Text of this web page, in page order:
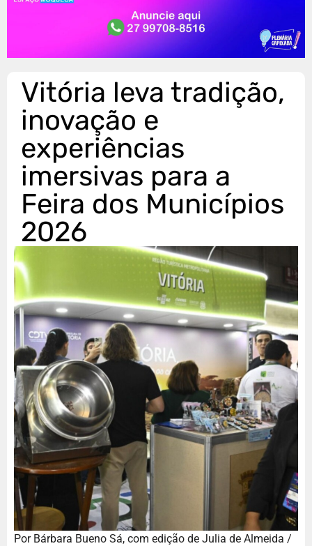
Vitória leva tradição,
inovação e
experiências
imersivas para a
Feira dos Municípios
2026
Por Bárbara Bueno Sá, com edição de Julia de Almeida /